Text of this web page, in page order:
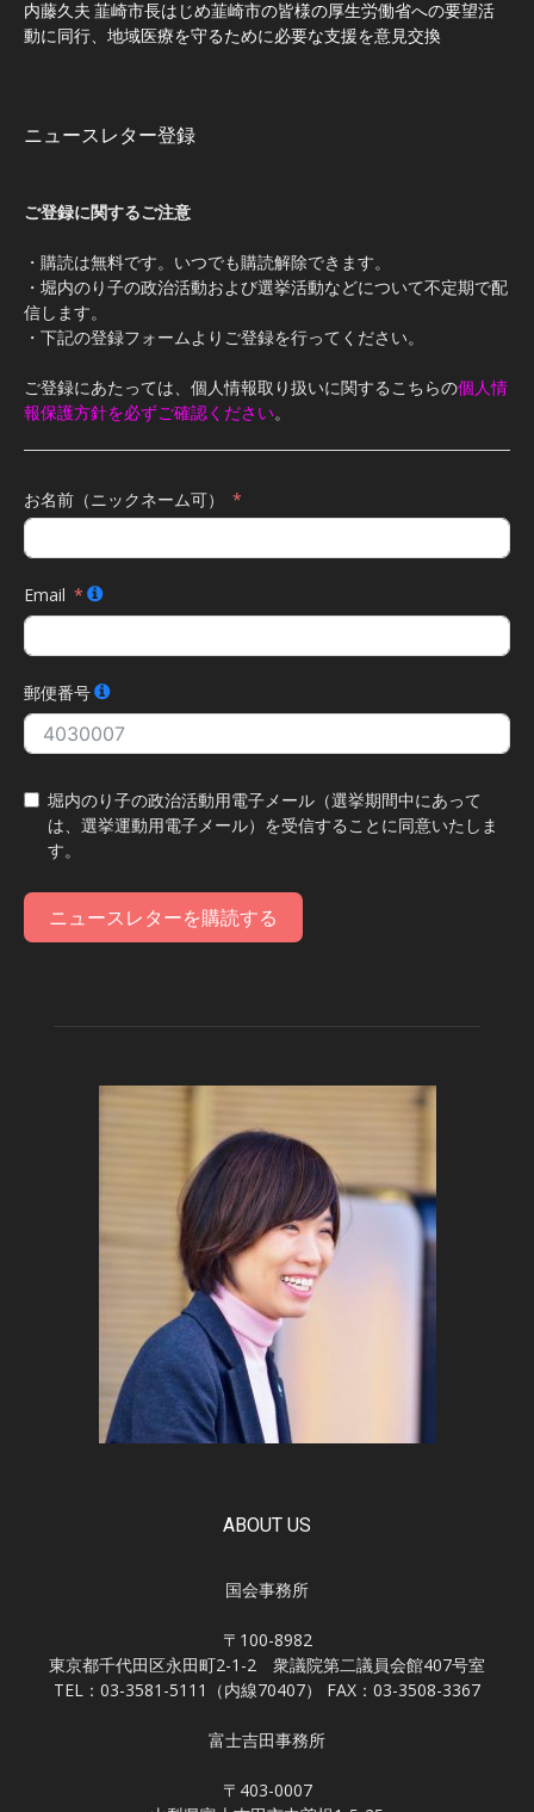
内藤久夫 韮崎市長はじめ韮崎市の皆様の厚生労働省への要望活
動に同行、地域医療を守るために必要な支援を意見交換
ニュースレター登録
ご登録に関するご注意
・購読は無料です。いつでも購読解除できます。
・堀内のり子の政治活動および選挙活動などについて不定期で配
信します。
・下記の登録フォームよりご登録を行ってください。
ご登録にあたっては、個人情報取り扱いに関するこちらの個人情
報保護方針を必ずご確認ください。
お名前（ニックネーム可）
Email
郵便番号
堀内のり子の政治活動用電子メール（選挙期間中にあって
は、選挙運動用電子メール）を受信することに同意いたしま
す。
ニュースレターを購読する
ABOUT US
国会事務所
〒100-8982
東京都千代田区永田町2-1-2 衆議院第二議員会館407号室
TEL：03-3581-5111（内線70407） FAX：03-3508-3367
富士吉田事務所
〒403-0007